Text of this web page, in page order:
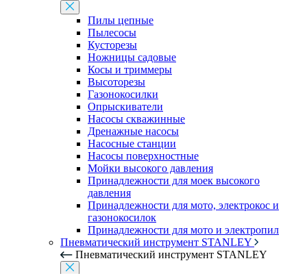
Пилы цепные
Пылесосы
Кусторезы
Ножницы садовые
Косы и триммеры
Высоторезы
Газонокосилки
Опрыскиватели
Насосы скважинные
Дренажные насосы
Насосные станции
Насосы поверхностные
Мойки высокого давления
Принадлежности для моек высокого
давления
Принадлежности для мото, электрокос и
газонокосилок
Принадлежности для мото и электропил
Пневматический инструмент STANLEY
Пневматический инструмент STANLEY